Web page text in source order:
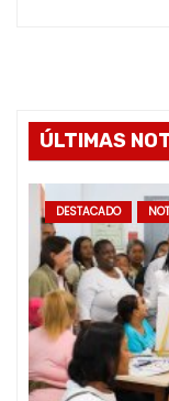
ÚLTIMAS
DESTACADO